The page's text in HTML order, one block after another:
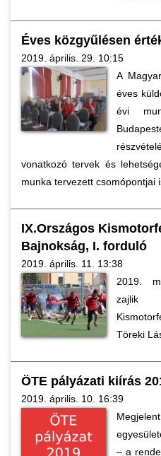
Éves közgyűlésen
2019. április. 29. 10:15
A
éves
évi
vonatkozó tervek és
munka tervezett csomópontjai
IX.Országos
Bajnokság, I. forduló
2019. április. 11. 13:38
2019.
Töreki
ÖTE pályázati kiírás
2019. április. 10. 16:39
– a